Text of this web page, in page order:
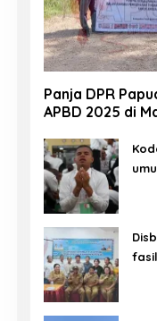
Panja DPR
APBD 2025 di